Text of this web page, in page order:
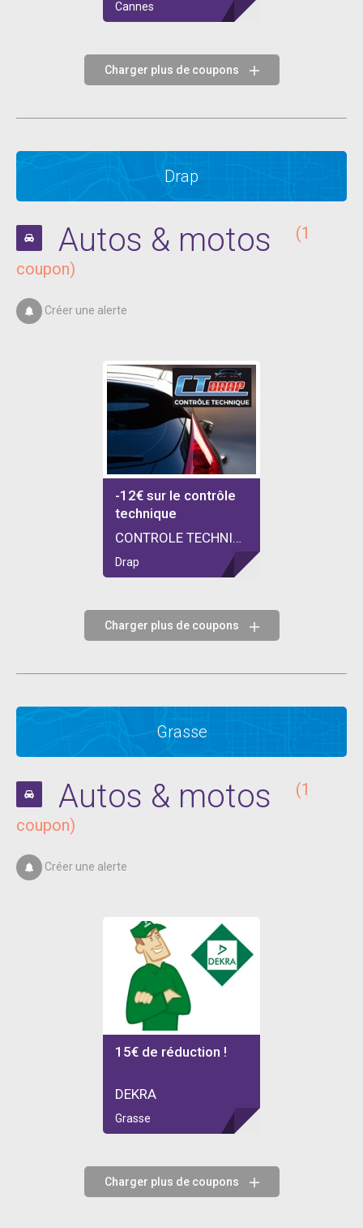
Cannes
Charger plus de coupons
Drap
Autos & motos
(1
coupon)
Créer une alerte
-12€ sur le contrôle
technique
CONTROLE TECHNIQUE DRAP
Drap
Charger plus de coupons
Grasse
Autos & motos
(1
coupon)
Créer une alerte
15€ de réduction !
DEKRA
Grasse
Charger plus de coupons